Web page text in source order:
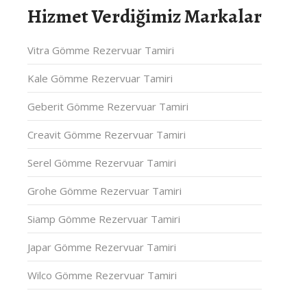
Hizmet Verdiğimiz Markalar
Vitra Gömme Rezervuar Tamiri
Kale Gömme Rezervuar Tamiri
Geberit Gömme Rezervuar Tamiri
Creavit Gömme Rezervuar Tamiri
Serel Gömme Rezervuar Tamiri
Grohe Gömme Rezervuar Tamiri
Siamp Gömme Rezervuar Tamiri
Japar Gömme Rezervuar Tamiri
Wilco Gömme Rezervuar Tamiri